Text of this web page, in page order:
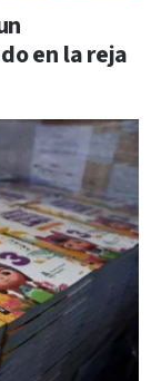
en la reja